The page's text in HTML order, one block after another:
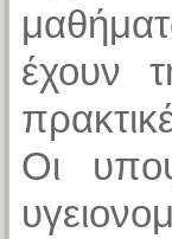
έχουν
Οι